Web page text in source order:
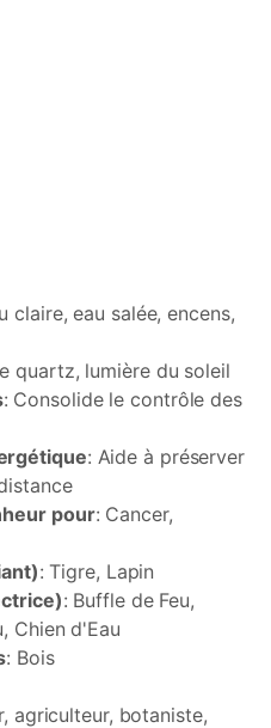
claire, eau salée, encens,
quartz, lumière du soleil
: Consolide le contrôle des
: Aide à préserver
pour: Cancer,
: Tigre, Lapin
: Buffle de Feu,
Chien d'Eau
: Bois
agriculteur, botaniste,